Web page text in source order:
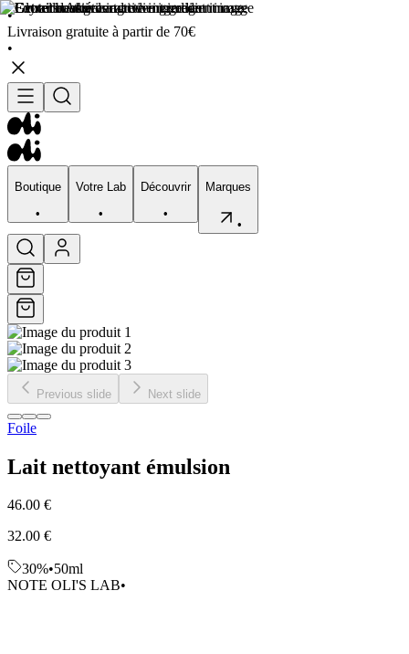
•
Livraison gratuite à partir de 70€
•
Boutique
•
Votre Lab
•
Découvrir
•
Marques
•
Boutique
•
Votre Lab
•
•
Visage
Corps Type de peau
Sélections
Previous slide Next slide
Foile
Lait nettoyant émulsion
46.00 €
32.00 €
30%•50ml
NOTE OLI'S LAB•